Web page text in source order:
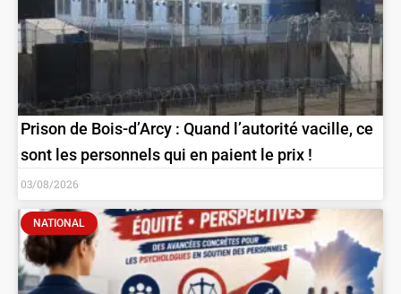
Prison de Bois-d’Arcy : Quand l’autorité vacille, ce
sont les personnels qui en paient le prix !
03/08/2026
NATIONAL